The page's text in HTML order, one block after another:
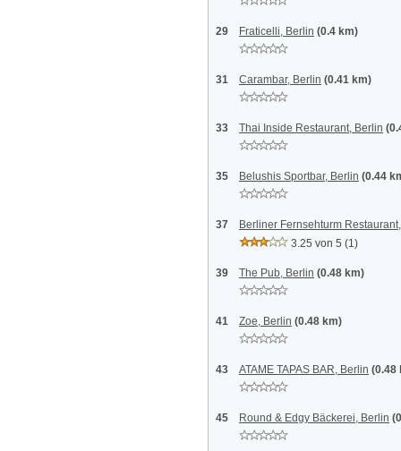
29 Fraticelli, Berlin (0.4 km)
31 Carambar, Berlin (0.41 km)
33 Thai Inside Restaurant, Berlin
35 Belushis Sportbar, Berlin (0.44
37
Berliner Fernsehturm
3.25 von 5 (1)
39 The Pub, Berlin (0.48 km)
41 Zoe, Berlin (0.48 km)
43 ATAME TAPAS BAR, Berlin (0.48
45 Round & Edgy Bäckerei, Berlin